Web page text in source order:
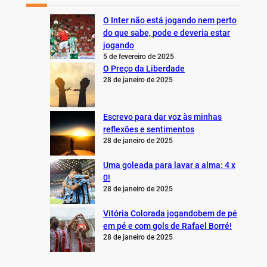
O Inter não está jogando nem perto
do que sabe, pode e deveria estar
jogando
5 de fevereiro de 2025
O Preço da Liberdade
28 de janeiro de 2025
Escrevo para dar voz às minhas
reflexões e sentimentos
28 de janeiro de 2025
Uma goleada para lavar a alma: 4 x
0!
28 de janeiro de 2025
Vitória Colorada jogandobem de pé
em pé e com gols de Rafael Borré!
28 de janeiro de 2025